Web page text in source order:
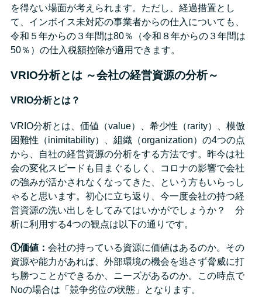
を得ない場面が考えられます。ただし、経過措置とし
て、インボイス未対応の事業者からの仕入についても、
令和５年からの３年間は80％（令和８年からの３年間は
50％）の仕入税額控除が適用できます。
VRIO分析とは ～会社の経営資源の分析～
VRIO分析とは？
VRIO分析とは、価値（value）、希少性（rarity）、模倣
困難性（inimitability）、組織（organization）の4つの点
から、自社の経営資源の分析をする方法です。昨今は社
会の変化スピードも目まぐるしく、コロナの影響で会社
の強みが活かされなくなってきた、という方もいらっし
ゃると思います。初心に立ち返り、今一度会社の持つ経
営資源の洗い出しをしてみてはいかがでしょうか？ 分
析に利用する4つの観点は以下の通りです。
①価値： 会社の持っている資源に価値はあるのか。その
資源や能力があれば、外部環境の機会を逃さず脅威に打
ち勝つことができるか、ニーズがあるのか。この時点で
Noの場合は「競争劣位の状態」となります。